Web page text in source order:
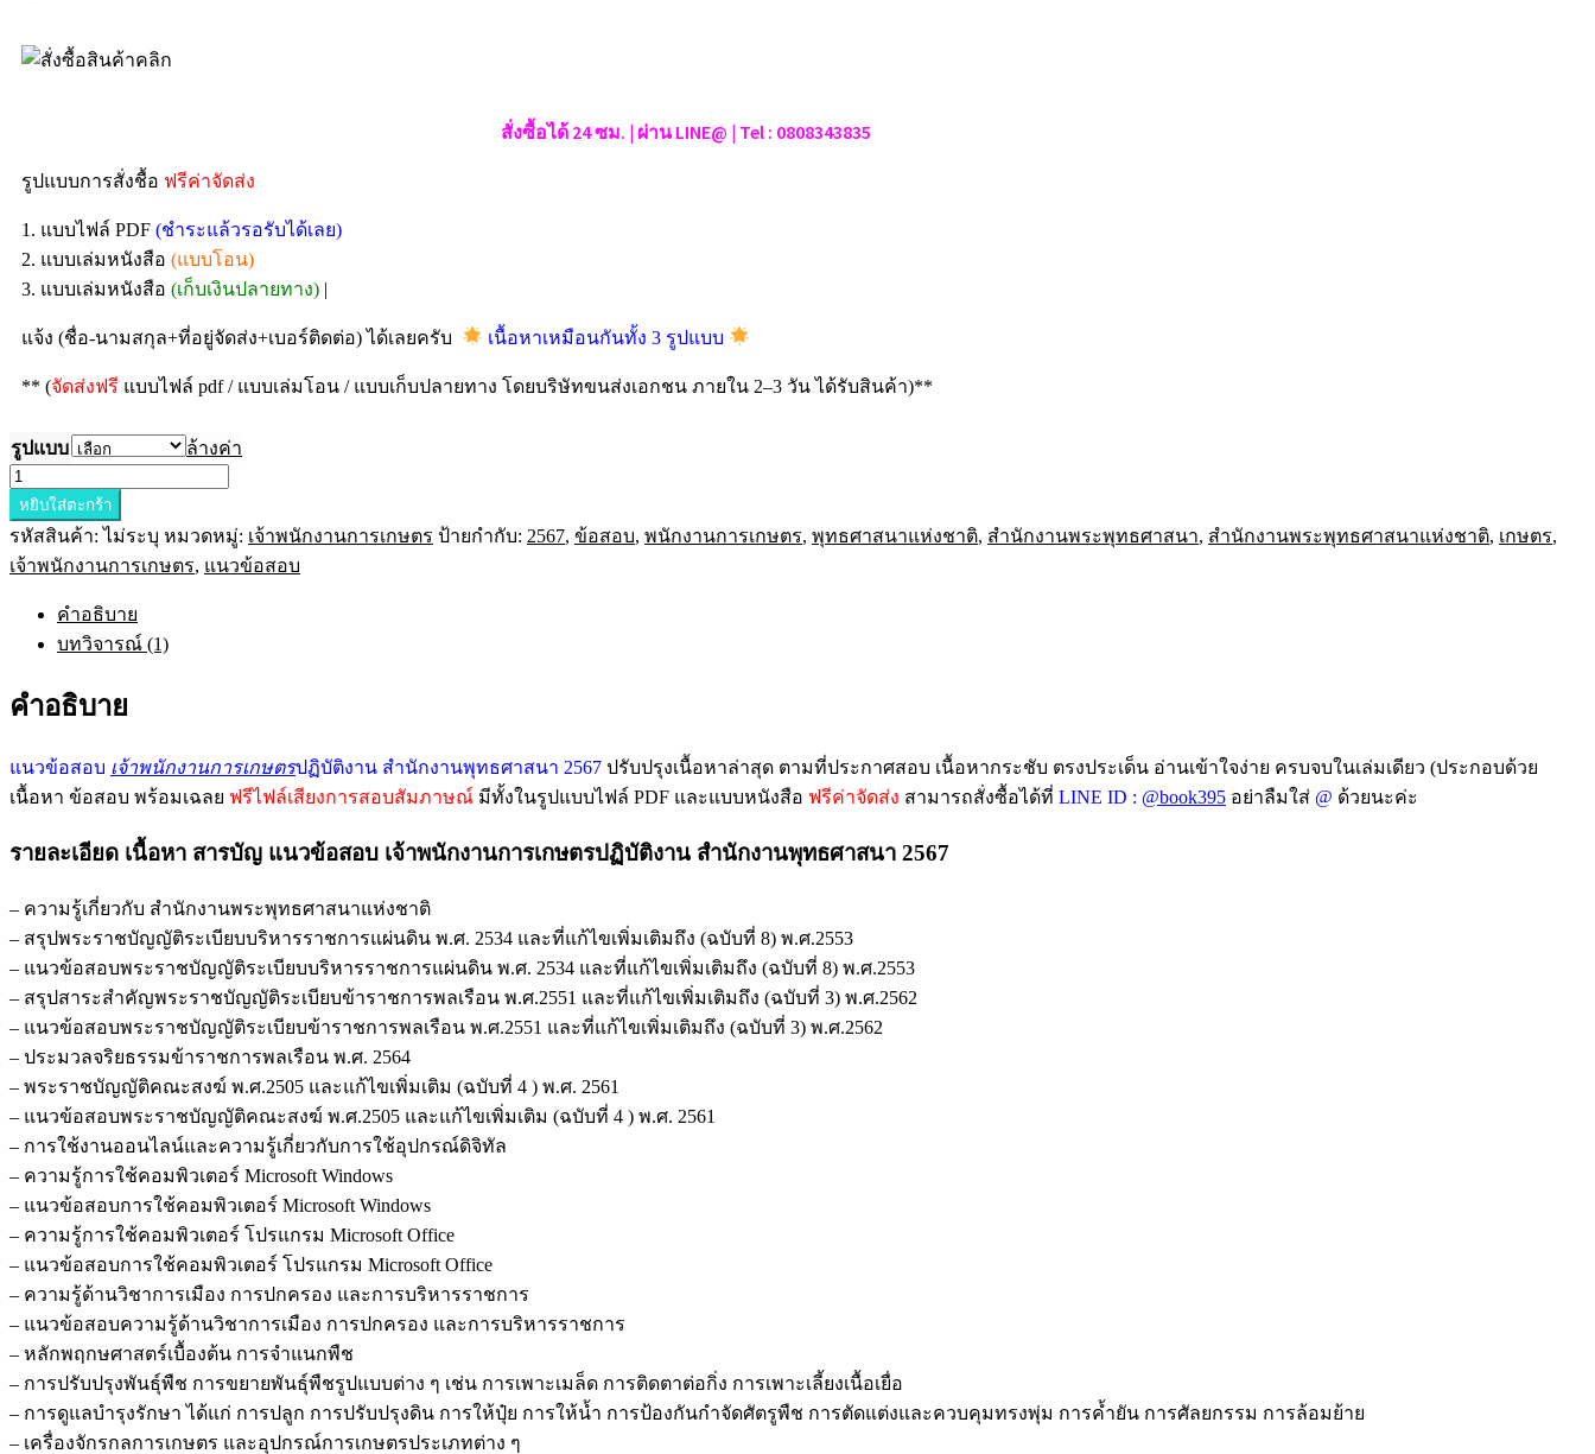
สั่งซื้อได้ 24 ซม. | ผ่าน LINE@ | Tel : 0808343835
รูปแบบการสั่งชื้อ ฟรีค่าจัดส่ง
1. แบบไฟล์ PDF (ชำระแล้วรอรับได้เลย)
2. แบบเล่มหนังสือ (แบบโอน)
3. แบบเล่มหนังสือ (เก็บเงินปลายทาง) |
แจ้ง (ชื่อ-นามสกุล+ที่อยู่จัดส่ง+เบอร์ติดต่อ) ได้เลยครับ เนื้อหาเหมือนกันทั้ง 3 รูปแบบ
** (จัดส่งฟรี แบบไฟล์ pdf / แบบเล่มโอน / แบบเก็บปลายทาง โดยบริษัทขนส่งเอกชน ภายใน 2–3 วัน ได้รับสินค้า)**
รูปแบบ ล้างค่า
หยิบใส่ตะกร้า
รหัสสินค้า:ไม่ระบุ หมวดหมู่: เจ้าพนักงานการเกษตร ป้ายกำกับ: 2567, ข้อสอบ, พนักงานการเกษตร, พุทธศาสนาแห่งชาติ, สำนักงานพระพุทธศาสนา, สำนักงานพระพุทธศาสนาแห่งชาติ, เกษตร,
เจ้าพนักงานการเกษตร, แนวข้อสอบ
คำอธิบาย
บทวิจารณ์ (1)
คำอธิบาย
แนวข้อสอบ เจ้าพนักงานการเกษตรปฏิบัติงาน สำนักงานพุทธศาสนา 2567 ปรับปรุงเนื้อหาล่าสุด ตามที่ประกาศสอบ เนื้อหากระชับ ตรงประเด็น อ่านเข้าใจง่าย ครบจบในเล่มเดียว (ประกอบด้วย
เนื้อหา ข้อสอบ พร้อมเฉลย ฟรีไฟล์เสียงการสอบสัมภาษณ์ มีทั้งในรูปแบบไฟล์ PDF และแบบหนังสือ ฟรีค่าจัดส่ง สามารถสั่งซื้อได้ที่ LINE ID : @book395 อย่าลืมใส่ @ ด้วยนะค่ะ
รายละเอียด เนื้อหา สารบัญ แนวข้อสอบ เจ้าพนักงานการเกษตรปฏิบัติงาน สำนักงานพุทธศาสนา 2567
– ความรู้เกี่ยวกับ สำนักงานพระพุทธศาสนาแห่งชาติ
– สรุปพระราชบัญญัติระเบียบบริหารราชการแผ่นดิน พ.ศ. 2534 และที่แก้ไขเพิ่มเติมถึง (ฉบับที่ 8) พ.ศ.2553
– แนวข้อสอบพระราชบัญญัติระเบียบบริหารราชการแผ่นดิน พ.ศ. 2534 และที่แก้ไขเพิ่มเติมถึง (ฉบับที่ 8) พ.ศ.2553
– สรุปสาระสำคัญพระราชบัญญัติระเบียบข้าราชการพลเรือน พ.ศ.2551 และที่แก้ไขเพิ่มเติมถึง (ฉบับที่ 3) พ.ศ.2562
– แนวข้อสอบพระราชบัญญัติระเบียบข้าราชการพลเรือน พ.ศ.2551 และที่แก้ไขเพิ่มเติมถึง (ฉบับที่ 3) พ.ศ.2562
– ประมวลจริยธรรมข้าราชการพลเรือน พ.ศ. 2564
– พระราชบัญญัติคณะสงฆ์ พ.ศ.2505 และแก้ไขเพิ่มเติม (ฉบับที่ 4 ) พ.ศ. 2561
– แนวข้อสอบพระราชบัญญัติคณะสงฆ์ พ.ศ.2505 และแก้ไขเพิ่มเติม (ฉบับที่ 4 ) พ.ศ. 2561
– การใช้งานออนไลน์และความรู้เกี่ยวกับการใช้อุปกรณ์ดิจิทัล
– ความรู้การใช้คอมพิวเตอร์ Microsoft Windows
– แนวข้อสอบการใช้คอมพิวเตอร์ Microsoft Windows
– ความรู้การใช้คอมพิวเตอร์ โปรแกรม Microsoft Office
– แนวข้อสอบการใช้คอมพิวเตอร์ โปรแกรม Microsoft Office
– ความรู้ด้านวิชาการเมือง การปกครอง และการบริหารราชการ
– แนวข้อสอบความรู้ด้านวิชาการเมือง การปกครอง และการบริหารราชการ
– หลักพฤกษศาสตร์เบื้องต้น การจำแนกพืช
– การปรับปรุงพันธุ์พืช การขยายพันธุ์พืชรูปแบบต่าง ๆ เช่น การเพาะเมล็ด การติดตาต่อกิ่ง การเพาะเลี้ยงเนื้อเยื่อ
– การดูแลบำรุงรักษา ได้แก่ การปลูก การปรับปรุงดิน การให้ปุ๋ย การให้น้ำ การป้องกันกำจัดศัตรูพืช การตัดแต่งและควบคุมทรงพุ่ม การค้ำยัน การศัลยกรรม การล้อมย้าย
– เครื่องจักรกลการเกษตร และอุปกรณ์การเกษตรประเภทต่าง ๆ